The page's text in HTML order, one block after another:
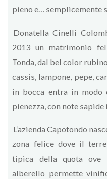
pieno e… semplicemente
Donatella Cinelli
2013 un matrimonio
Tonda, dal bel color
cassis, lampone, pepe,
in bocca entra in modo
pienezza, con note sapide
L’azienda Capotondo
zona felice dove il
tipica della quota ove
alberello permette